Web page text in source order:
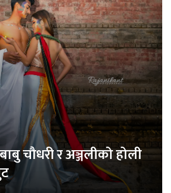
चौधरी र अञ्जलीको होली